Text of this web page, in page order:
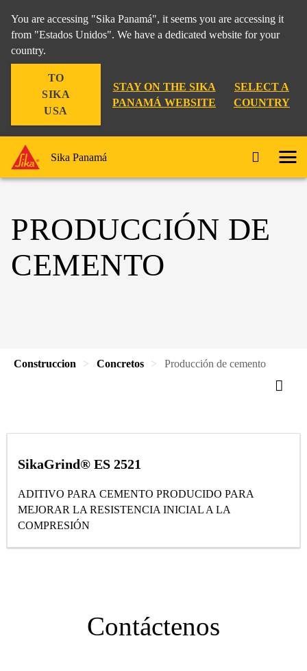
You are accessing "Sika Panamá", it seems you are accessing it
from "Estados Unidos". We have a dedicated website for your
country.
TO
SIKA
USA
STAY ON THE SIKA
PANAMÁ WEBSITE
SELECT A
COUNTRY
Sika Panamá
PRODUCCIÓN DE
CEMENTO
Construccion Concretos Producción de cemento
SikaGrind® ES 2521
ADITIVO PARA CEMENTO PRODUCIDO PARA
MEJORAR LA RESISTENCIA INICIAL A LA
COMPRESIÓN
Contáctenos